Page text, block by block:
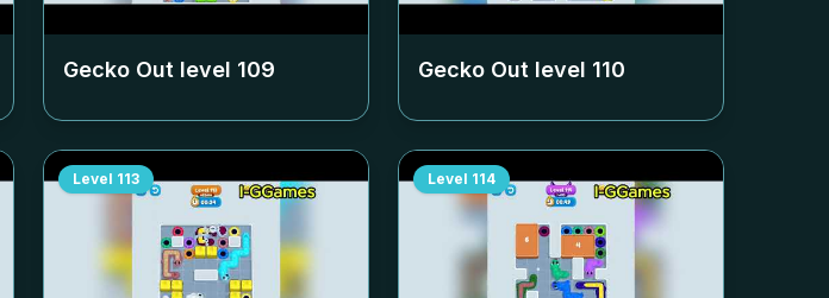
Gecko Out level 109 Gecko Out level 110
Level 113 Level 114